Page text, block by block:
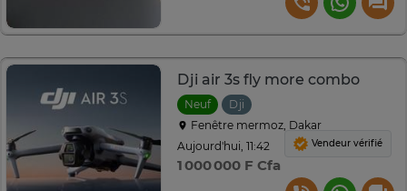
Dji air 3s fly more combo
Neuf
Dji
Fenêtre mermoz, Dakar
Aujourd'hui, 11:42
1 000 000 F Cfa
Vendeur vérifié